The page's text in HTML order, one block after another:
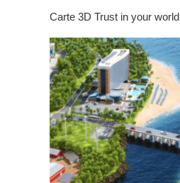
Carte 3D Trust in your world